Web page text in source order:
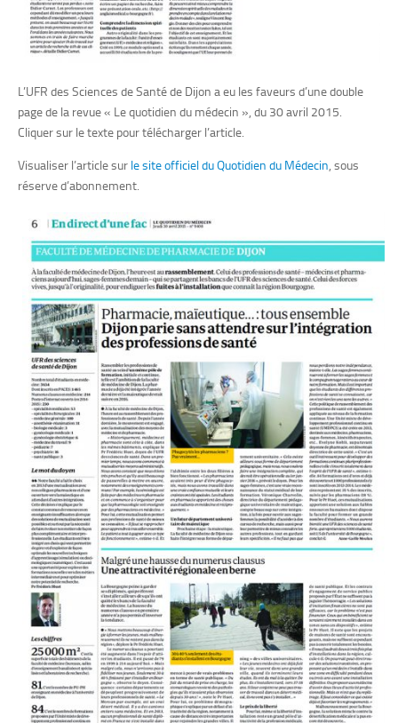
L’UFR des Sciences de Santé de Dijon a eu les faveurs d’une double
page de la revue « Le quotidien du médecin », du 30 avril 2015.
Cliquer sur le texte pour télécharger l’article.
Visualiser l’article sur le site officiel du Quotidien du Médecin, sous
réserve d’abonnement.